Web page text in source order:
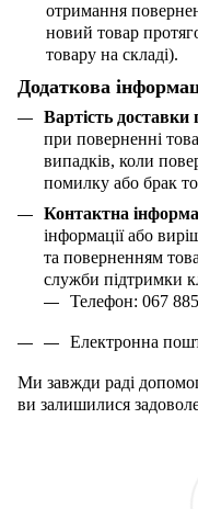
отримання
новий товар
товару на складі).
Додаткова
Вартість доставки
при поверненні
випадків, коли
помилку або брак
Контактна
інформації або
та поверненням
служби підтримки
Телефон: 067
Електронна
Ми завжди раді
ви залишилися